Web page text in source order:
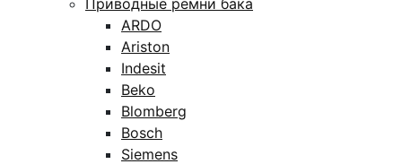
Приводные ремни бака
ARDO
Ariston
Indesit
Beko
Blomberg
Bosch
Siemens